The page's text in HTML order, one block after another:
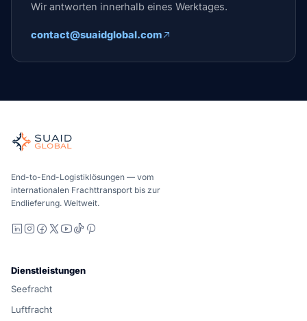
Wir antworten innerhalb eines Werktages.
contact@suaidglobal.com
Unabhängiger Frachtkoordinator für globale See-, Luft-,
See-, Luft- und Bodentransport – Carrier-neutral
End-to-End-Logistiklösungen — vom
internationalen Frachttransport bis zur
Endlieferung. Weltweit.
LinkedIn
Instagram
Facebook
X YouTube
TikTok
Dienstleistungen
Seefracht
Luftfracht